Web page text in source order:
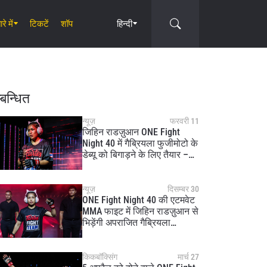
में टिकटें शॉप हिन्दी
न्यूज़ फरवरी 11
जिहिन राडज़ुआन ONE Fight
Night 40 में गैब्रियला फुजीमोटो के
डेब्यू को बिगाड़ने के लिए तैयार –
न्यूज़ दिसम्बर 30
ONE Fight Night 40 की एटमवेट
MMA फाइट में जिहिन राडज़ुआन से
भिड़ेंगी अपराजित गैब्रियला
किकबॉक्सिंग मार्च 27